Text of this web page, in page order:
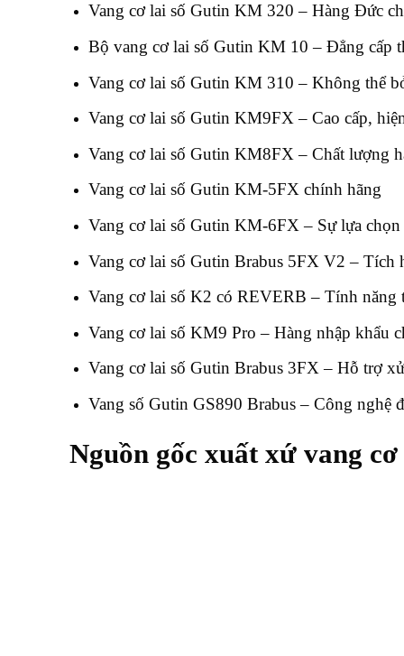
Vang cơ lai số Gutin KM 320 – Hàng Đức
Bộ vang cơ lai số Gutin KM 10 – Đẳng cấp
Vang cơ lai số Gutin KM 310 – Không thể
Vang cơ lai số Gutin KM9FX – Cao cấp,
Vang cơ lai số Gutin KM8FX – Chất lượng
Vang cơ lai số Gutin KM-5FX chính hãng
Vang cơ lai số Gutin KM-6FX – Sự lựa
Vang cơ lai số Gutin Brabus 5FX V2 – Tích
Vang cơ lai số K2 có REVERB – Tính năng
Vang cơ lai số KM9 Pro – Hàng nhập khẩu
Vang cơ lai số Gutin Brabus 3FX – Hỗ trợ
Vang số Gutin GS890 Brabus – Công nghệ
Nguồn gốc xuất xứ vang